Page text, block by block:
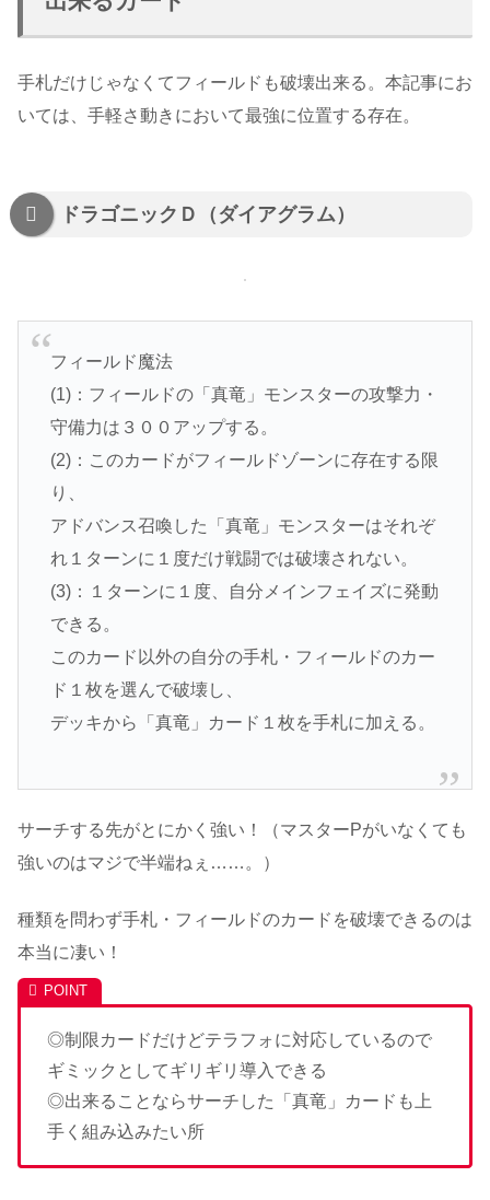
手札だけじゃなくてフィールドも破壊出来る。本記事にお
いては、手軽さ動きにおいて最強に位置する存在。
ドラゴニックＤ（ダイアグラム）
フィールド魔法
(1)：フィールドの「真竜」モンスターの攻撃力・
守備力は３００アップする。
(2)：このカードがフィールドゾーンに存在する限
り、
アドバンス召喚した「真竜」モンスターはそれぞ
れ１ターンに１度だけ戦闘では破壊されない。
(3)：１ターンに１度、自分メインフェイズに発動
できる。
このカード以外の自分の手札・フィールドのカー
ド１枚を選んで破壊し、
デッキから「真竜」カード１枚を手札に加える。
サーチする先がとにかく強い！（マスターPがいなくても
強いのはマジで半端ねぇ……。）
種類を問わず手札・フィールドのカードを破壊できるのは
本当に凄い！
◎制限カードだけどテラフォに対応しているので
ギミックとしてギリギリ導入できる
◎出来ることならサーチした「真竜」カードも上
手く組み込みたい所